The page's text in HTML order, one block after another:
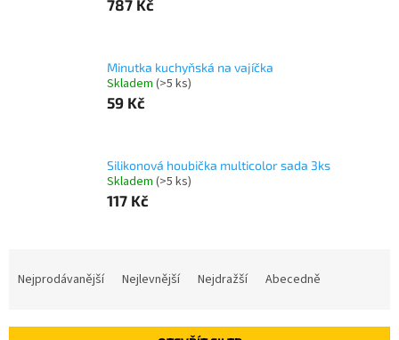
787 Kč
Minutka kuchyňská na vajíčka
Skladem (>5 ks)
59 Kč
Silikonová houbička multicolor sada 3ks
Skladem (>5 ks)
117 Kč
Nejprodávanější Nejlevnější Nejdražší Abecedně